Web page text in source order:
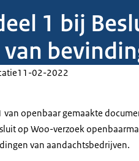
1 bij
11-02-2022
van openbaar gemaakte
op Woo-verzoek
van aandachtsbedrijven.